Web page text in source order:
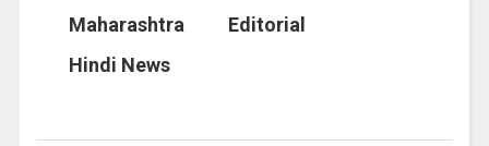
Maharashtra
Editorial
Hindi News